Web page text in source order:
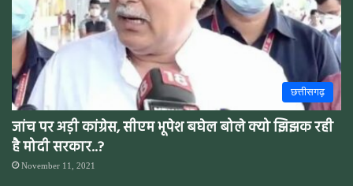
छत्तीसगढ़
जांच पर अड़ी कांग्रेस, सीएम भूपेश बघेल बोले क्यो झिझक रही
है मोदी सरकार..?
November 11, 2021